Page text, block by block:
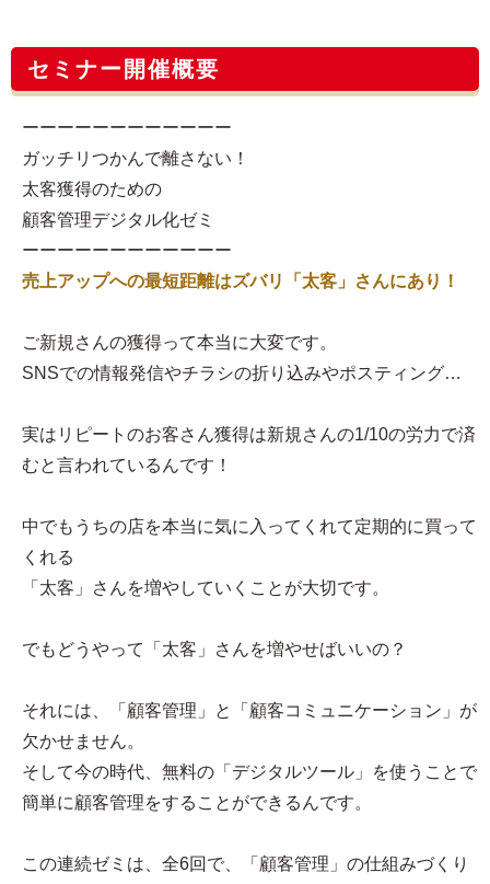
セミナー開催概要
ーーーーーーーーーーーー
ガッチリつかんで離さない！
太客獲得のための
顧客管理デジタル化ゼミ
ーーーーーーーーーーーー
売上アップへの最短距離はズバリ「太客」さんにあり！
ご新規さんの獲得って本当に大変です。
SNSでの情報発信やチラシの折り込みやポスティング…
実はリピートのお客さん獲得は新規さんの1/10の労力で済
むと言われているんです！
中でもうちの店を本当に気に入ってくれて定期的に買って
くれる
「太客」さんを増やしていくことが大切です。
でもどうやって「太客」さんを増やせばいいの？
それには、「顧客管理」と「顧客コミュニケーション」が
欠かせません。
そして今の時代、無料の「デジタルツール」を使うことで
簡単に顧客管理をすることができるんです。
この連続ゼミは、全6回で、「顧客管理」の仕組みづくり